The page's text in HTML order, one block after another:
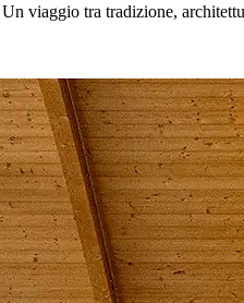
viaggio tra tradizione,